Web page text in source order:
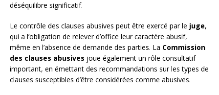
déséquilibre significatif.
Le contrôle des clauses abusives peut être exercé par le juge,
qui a l’obligation de relever d’office leur caractère abusif,
même en l’absence de demande des parties. La Commission
des clauses abusives joue également un rôle consultatif
important, en émettant des recommandations sur les types de
clauses susceptibles d’être considérées comme abusives.